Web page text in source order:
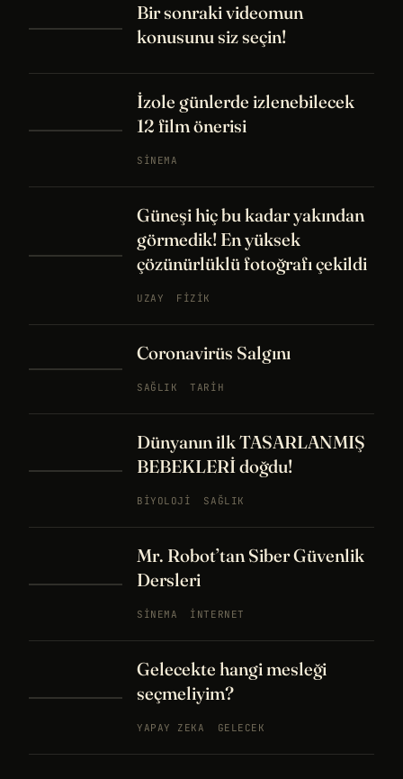
Bir sonraki videomun
konusunu siz seçin!
İzole günlerde izlenebilecek
12 film önerisi
SINEMA
Güneşi hiç bu kadar yakından
görmedik! En yüksek
çözünürlüklü fotoğrafı çekildi
UZAY FIZIK
Coronavirüs Salgını
SAĞLIK TARIH
Dünyanın ilk TASARLANMIŞ
BEBEKLERİ doğdu!
BIYOLOJI SAĞLIK
Mr. Robot’tan Siber Güvenlik
Dersleri
SINEMA İNTERNET
Gelecekte hangi mesleği
seçmeliyim?
YAPAY ZEKA GELECEK